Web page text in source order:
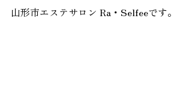
山形市エステサロン Ra・Selfeeです。